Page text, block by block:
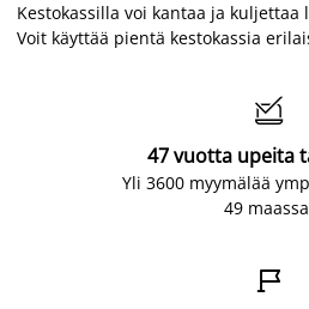
Kestokassilla voi kantaa ja kuljettaa
Voit käyttää pientä kestokassia

47 vuotta upeita
Yli 3600 myymälää
49
